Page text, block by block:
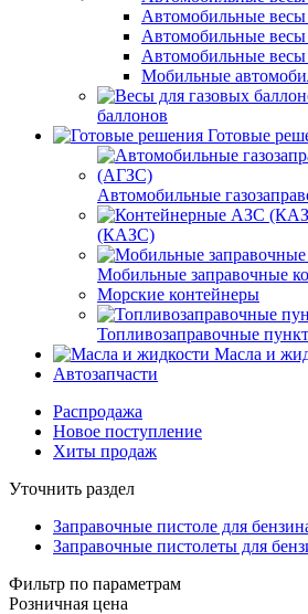
Автомобильные
Автомобильные
Автомобильные
Мобильные
баллонов
Готовые
Автомобильные
(КАЗС)
Мобильные заправочные
Морские контейнеры
Топливозаправочные
Масла и
Автозапчасти
Распродажа
Новое поступление
Хиты продаж
Уточнить раздел
Заправочные пистоле для
Заправочные пистолеты для
Фильтр по параметрам
Розничная цена